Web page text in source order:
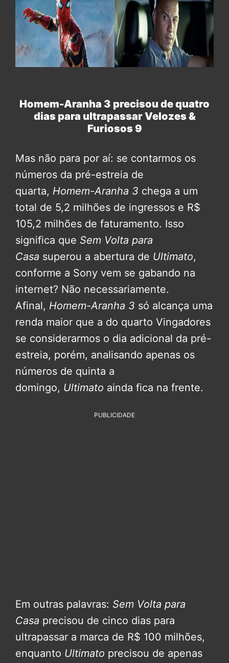
Homem-Aranha 3 precisou de quatro
dias para ultrapassar Velozes &
Furiosos 9
Mas não para por aí: se contarmos os
números da pré-estreia de
quarta, Homem-Aranha 3 chega a um
total de 5,2 milhões de ingressos e R$
105,2 milhões de faturamento. Isso
significa que Sem Volta para
Casa superou a abertura de Ultimato,
conforme a Sony vem se gabando na
internet? Não necessariamente.
Afinal, Homem-Aranha 3 só alcança uma
renda maior que a do quarto Vingadores
se considerarmos o dia adicional da pré-
estreia, porém, analisando apenas os
números de quinta a
domingo, Ultimato ainda fica na frente.
PUBLICIDADE
Em outras palavras: Sem Volta para
Casa precisou de cinco dias para
ultrapassar a marca de R$ 100 milhões,
enquanto Ultimato precisou de apenas